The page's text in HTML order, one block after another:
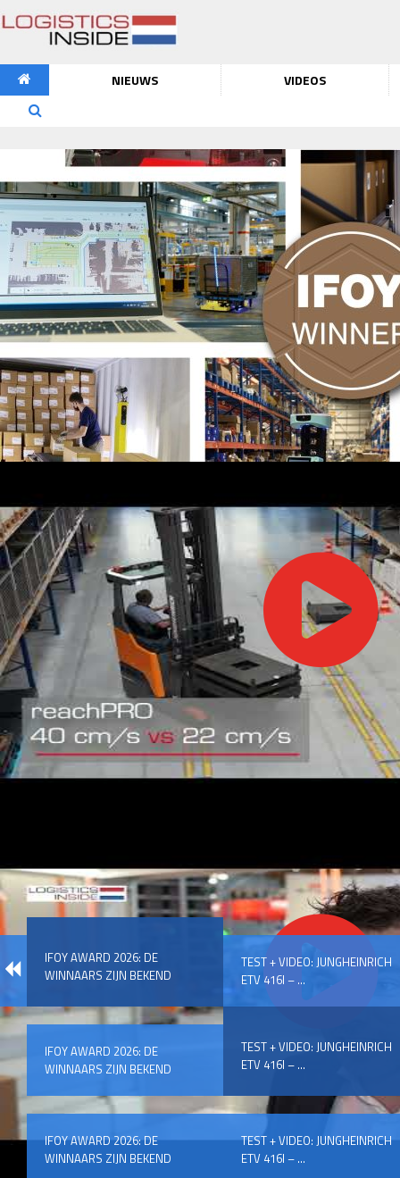
NIEUWS VIDEOS
IFOY AWARD 2026: DE
WINNAARS ZIJN BEKEND
TEST + VIDEO: JUNGHEINRICH
ETV 416I – ...
IFOY AWARD 2026: DE
WINNAARS ZIJN BEKEND
TEST + VIDEO: JUNGHEINRICH
ETV 416I – ...
IFOY AWARD 2026: DE
WINNAARS ZIJN BEKEND
TEST + VIDEO: JUNGHEINRICH
ETV 416I – ...